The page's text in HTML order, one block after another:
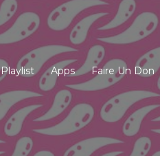
Playlist Apps Faire Un Don